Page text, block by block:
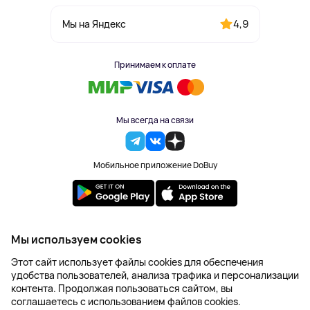
Мы на Яндекс 4,9
Принимаем к оплате
Мы всегда на связи
Мобильное приложение DoBuy
2023-2026 © DoBuy. Все права защищены
Правила обработки персональных данных
Пользовательское соглашение
Оферта
Создание сайта – NetLab
Мы используем cookies
Этот сайт использует файлы cookies для обеспечения
удобства пользователей, анализа трафика и персонализации
контента. Продолжая пользоваться сайтом, вы
соглашаетесь с использованием файлов cookies.